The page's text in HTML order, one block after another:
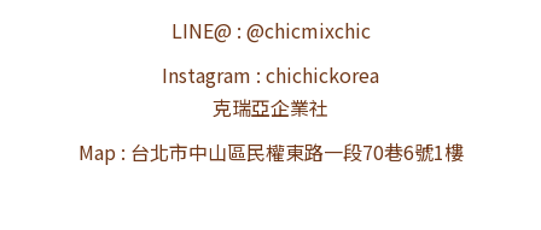
LINE@ : @chicmixchic
Instagram : chichickorea
克瑞亞企業社
Map : 台北市中山區民權東路一段70巷6號1樓